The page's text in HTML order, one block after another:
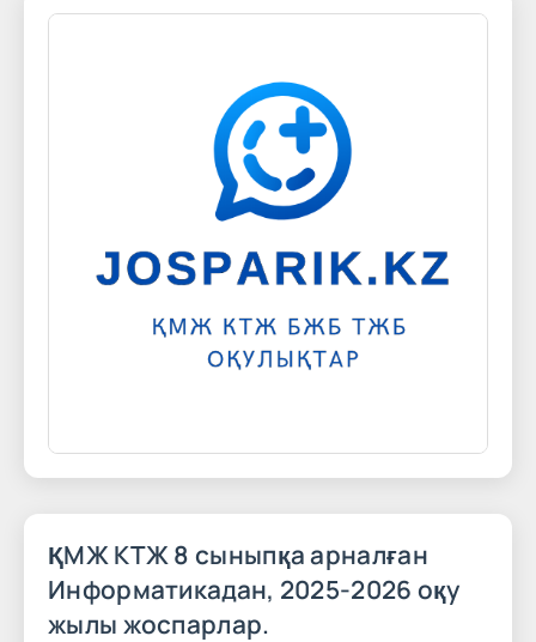
ҚМЖ КТЖ 8 сыныпқа арналған
Информатикадан, 2025-2026 оқу
жылы жоспарлар.